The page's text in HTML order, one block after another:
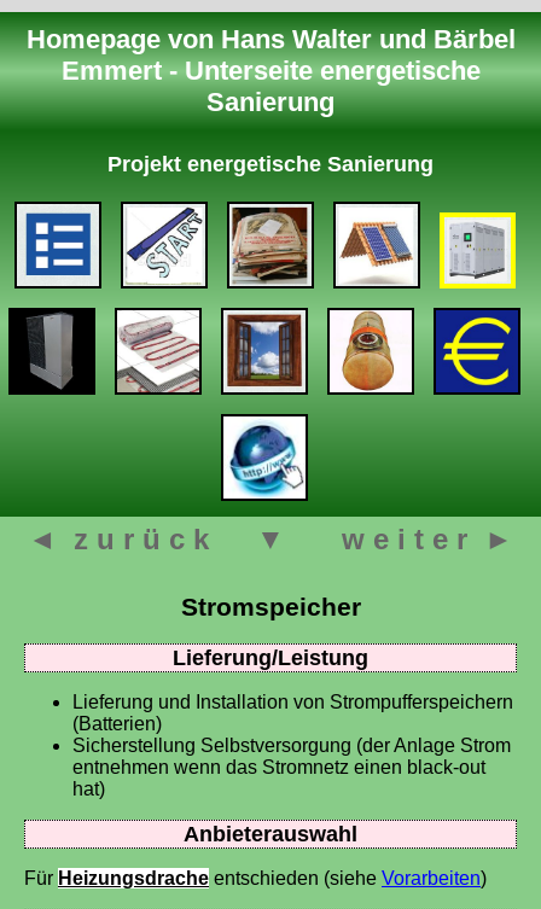
Homepage von Hans Walter und Bärbel
Emmert - Unterseite energetische
Sanierung
Projekt energetische Sanierung
◄ z u r ü c k ▼ w e i t e r ►
Stromspeicher
Lieferung/Leistung
Lieferung und Installation von Strompufferspeichern
(Batterien)
Sicherstellung Selbstversorgung (der Anlage Strom
entnehmen wenn das Stromnetz einen black-out
hat)
Anbieterauswahl
Für Heizungsdrache entschieden (siehe Vorarbeiten)